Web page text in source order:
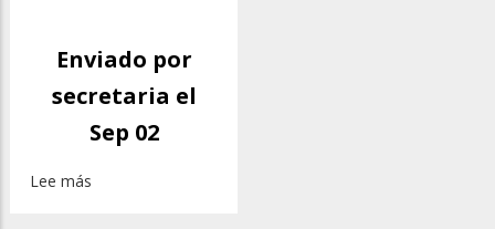
Enviado por
secretaria el
Sep 02
Lee más